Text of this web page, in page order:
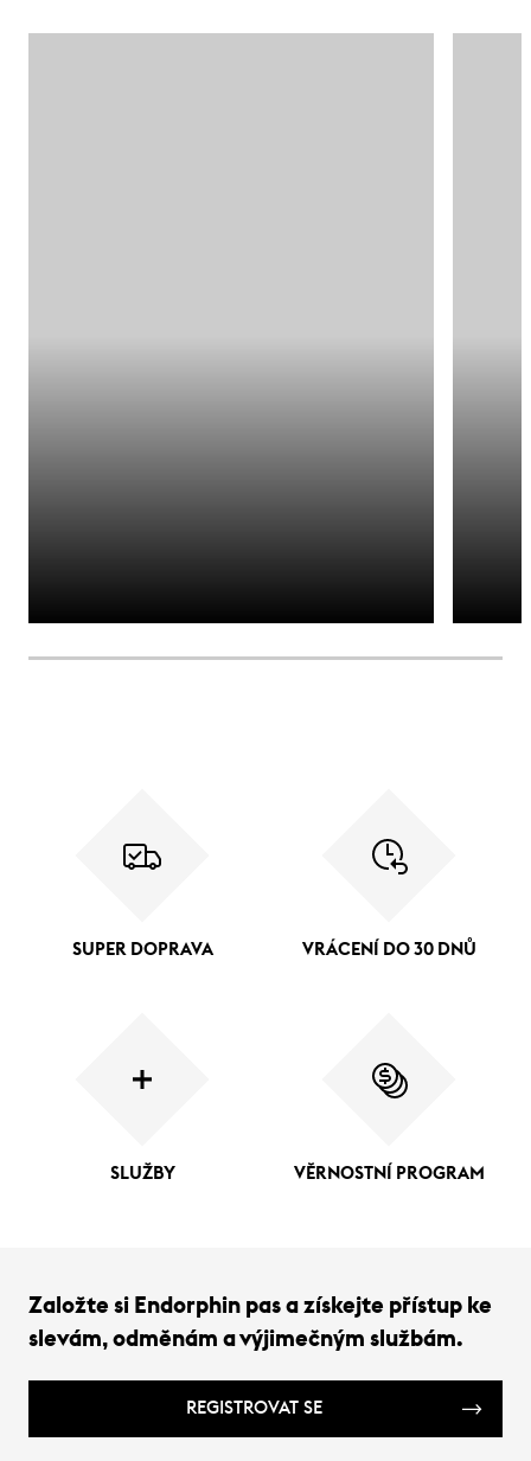
SUPER DOPRAVA VRÁCENÍ DO 30 DNŮ
SLUŽBY VĚRNOSTNÍ PROGRAM
Založte si Endorphin pas a získejte přístup ke
slevám, odměnám a výjimečným službám.
REGISTROVAT SE